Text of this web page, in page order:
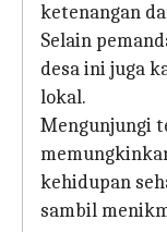
ketenangan
Selain
desa ini juga
lokal.
Mengunjungi
kehidupan
sambil